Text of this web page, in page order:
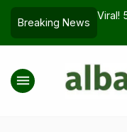
Breaking News
Balik Dugaan Pungli
Tasikmalaya
menu